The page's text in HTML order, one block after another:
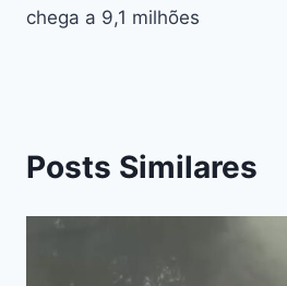
chega a 9,1 milhões
Posts Similares